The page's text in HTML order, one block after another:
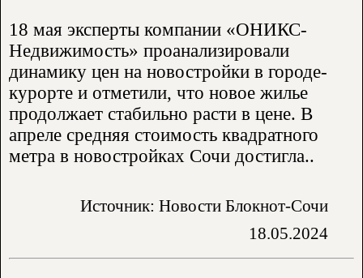
18 мая эксперты компании «ОНИКС-
Недвижимость» проанализировали
динамику цен на новостройки в городе-
курорте и отметили, что новое жилье
продолжает стабильно расти в цене. В
апреле средняя стоимость квадратного
метра в новостройках Сочи достигла..
Источник: Новости Блокнот-Сочи
18.05.2024